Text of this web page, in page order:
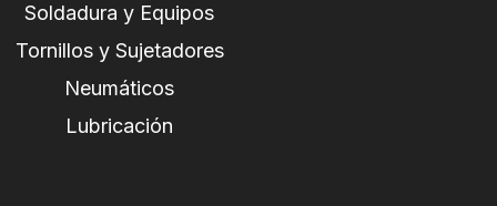
Soldadura y Equipos
Tornillos y Sujetadores
Neumáticos
Lubricación